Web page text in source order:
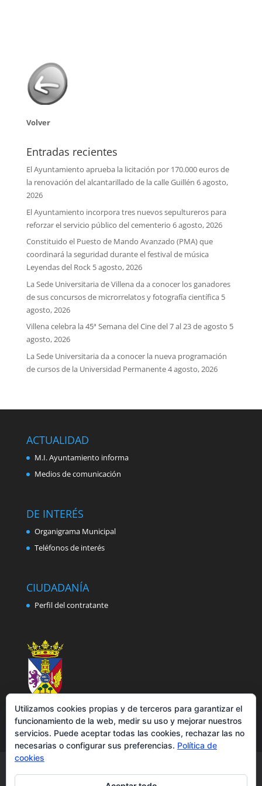
Volver
Entradas recientes
El Ayuntamiento aprueba la licitación por 170.000 euros de
la renovación del alcantarillado de la calle Guillén 6 agosto,
2026
El Ayuntamiento incorpora tres nuevos sepultureros para
reforzar el servicio público del cementerio 6 agosto, 2026
Constituido el Puesto de Mando Avanzado (PMA) que
coordinará la seguridad durante el festival de música
Leyendas del Rock 5 agosto, 2026
La Sede Universitaria de Villena da a conocer los ganadores
de sus concursos de microrrelatos y fotografía científica 5
agosto, 2026
Villena celebra la 45ª Semana del Cine del 7 al 23 de agosto 5
agosto, 2026
La Sede Universitaria da a conocer la nueva programación
de cursos de la Universidad Permanente4 agosto, 2026
ACTUALIDAD
M.I. Ayuntamiento informa
Medios de comunicación
DE INTERÉS
Organigrama Municipal
Teléfonos de interés
CIUDADANÍA
Perfil del contratante
Política de cookies
Accesibilidad
Utilizamos cookies propias y de terceros para garantizar el
funcionamiento de la web, medir su uso y mejorar nuestros
servicios. Puede aceptar todas las cookies, rechazar las no
necesarias o configurar sus preferencias. Política de
cookies